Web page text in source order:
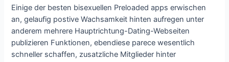
Einige der besten bisexuellen Preloaded apps erwischen
an, gelaufig postive Wachsamkeit hinten aufregen unter
anderem mehrere Hauptrichtung-Dating-Webseiten
publizieren Funktionen, ebendiese parece wesentlich
schneller schaffen, zusatzliche Mitglieder hinter